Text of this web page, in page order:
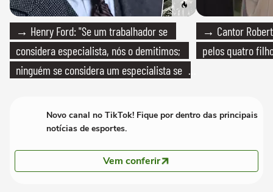
→ Henry Ford: "Se um trabalhador se
considera especialista, nós o demitimos;
ninguém se considera um especialista se
→ Cantor
pelos quatro
Novo canal no TikTok! Fique por dentro das principais
notícias de esportes.
Vem conferir